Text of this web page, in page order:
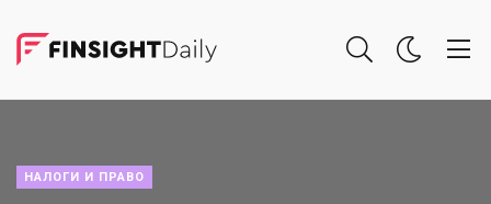
НАЛОГИ И ПРАВО